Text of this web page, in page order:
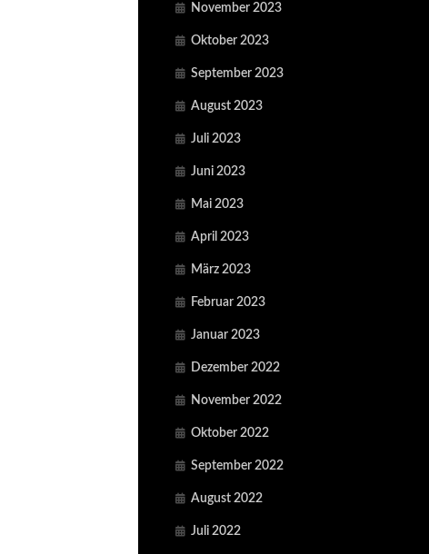
November 2023
Oktober 2023
September 2023
August 2023
Juli 2023
Juni 2023
Mai 2023
April 2023
März 2023
Februar 2023
Januar 2023
Dezember 2022
November 2022
Oktober 2022
September 2022
August 2022
Juli 2022